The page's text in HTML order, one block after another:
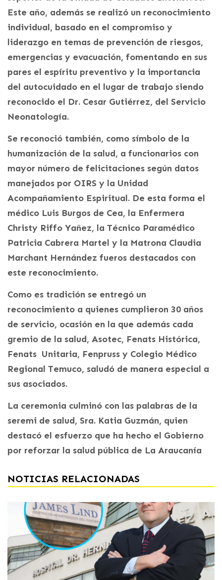
Este año, además se realizó un reconocimiento
individual, basado en el compromiso y
liderazgo en temas de prevención de riesgos,
emergencias y evacuación, fomentando en sus
pares el espíritu preventivo y la importancia
del autocuidado en el lugar de trabajo siendo
reconocido el Dr. Cesar Gutiérrez, del Servicio
Neonatología.
Se reconoció también, como símbolo de la
humanización de la salud, a funcionarios con
mayor número de felicitaciones según datos
manejados por OIRS y la Unidad
Acompañamiento Espiritual. De esta forma el
médico Luis Burgos de Cea, la Enfermera
Christy Riffo Yañez, la Técnico Paramédico
Patricia Cabrera Martel y la Matrona Claudia
Marchant Hernández fueros destacados con
este reconocimiento.
Como es tradición se entregó un
reconocimiento a quienes cumplieron 30 años
de servicio, ocasión en la que además cada
gremio de la salud, Asotec, Fenats Histórica,
Fenats Unitaria, Fenpruss y Colegio Médico
Regional Temuco, saludó de manera especial a
sus asociados.
La ceremonia culminó con las palabras de la
seremi de salud, Sra. Katia Guzmán, quien
destacó el esfuerzo que ha hecho el Gobierno
por reforzar la salud pública de La Araucanía
NOTICIAS RELACIONADAS